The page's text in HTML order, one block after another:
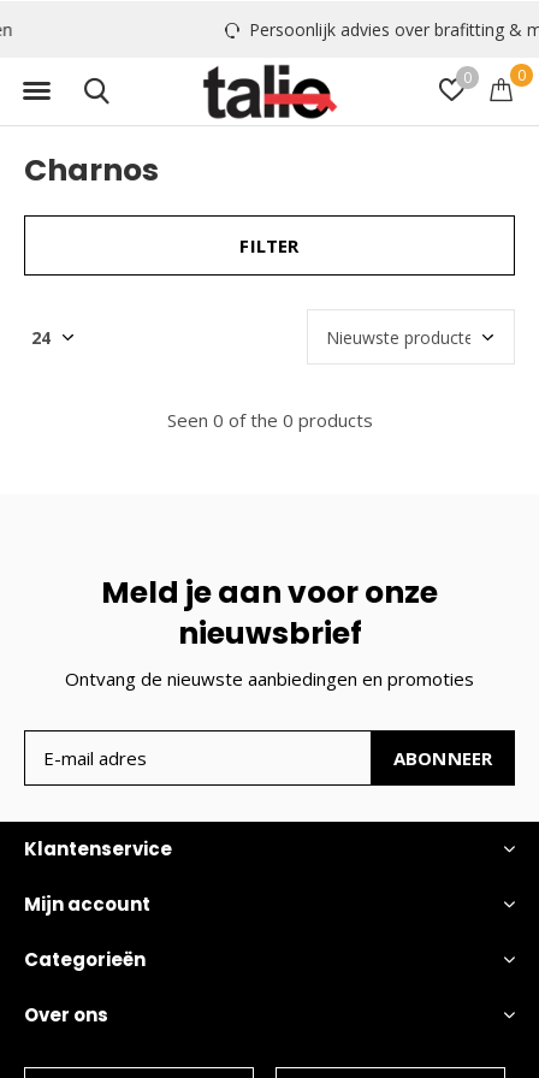
0 0
Persoonlijk advies over brafitting & meer
Charnos
FILTER
Seen 0 of the 0 products
Meld je aan voor onze
nieuwsbrief
Ontvang de nieuwste aanbiedingen en promoties
ABONNEER
Klantenservice
Mijn account
Categorieën
Over ons